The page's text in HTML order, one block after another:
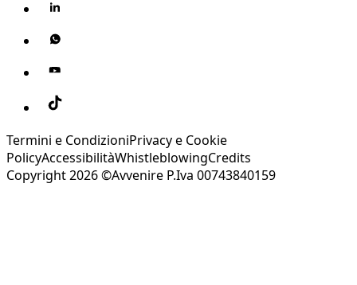
Termini e CondizioniPrivacy e Cookie
PolicyAccessibilitàWhistleblowingCredits
Copyright 2026 ©Avvenire P.Iva 00743840159